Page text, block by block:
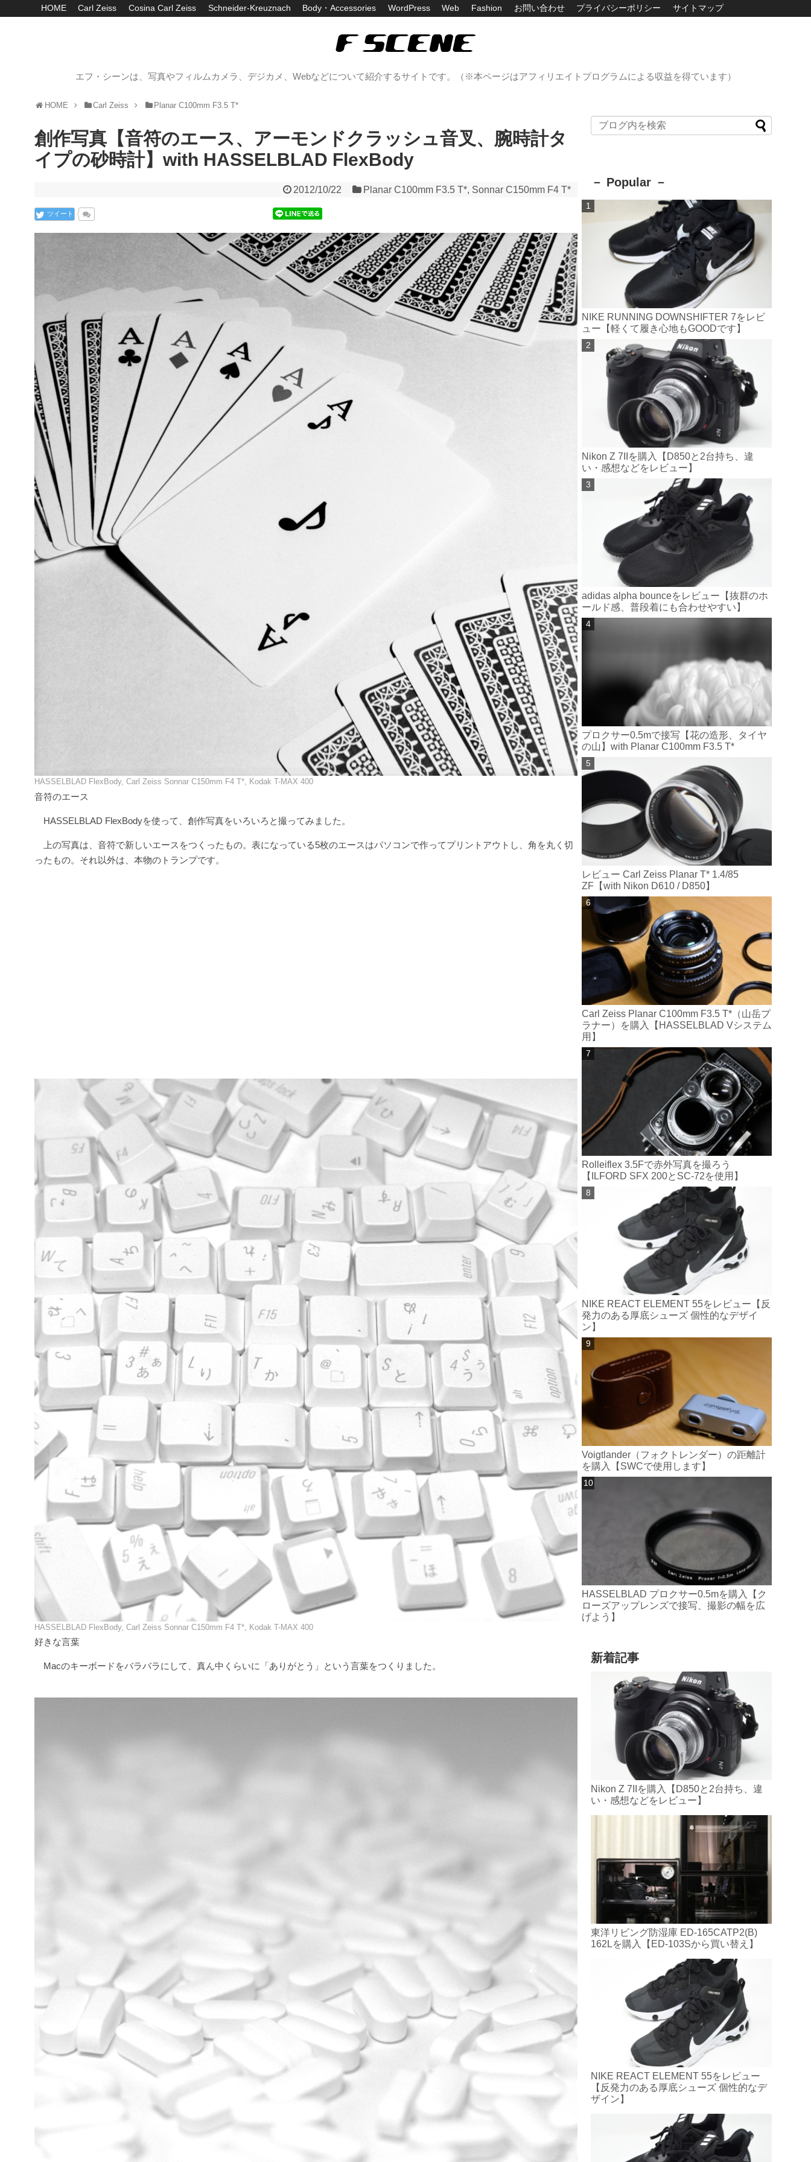
エフ・シーンは、写真やフィルムカメラ、デジカメ、Webなどについて紹介するサイトです。（※本ページはアフィリエイトプログラムによる収益を得ています）
HOME Carl Zeiss Cosina Carl Zeiss Schneider-Kreuznach Body・Accessories WordPress Web Fashion お問い合わせ プライバシーポリシー サイトマップ
HOME Carl Zeiss Planar C100mm F3.5 T*
創作写真【音符のエース、アーモンドクラッシュ音叉、腕時計タ
イプの砂時計】with HASSELBLAD FlexBody
2012/10/22 Planar C100mm F3.5 T*, Sonnar C150mm F4 T*
ツイート
HASSELBLAD FlexBody, Carl Zeiss Sonnar C150mm F4 T*, Kodak T-MAX 400
音符のエース
HASSELBLAD FlexBodyを使って、創作写真をいろいろと撮ってみました。
上の写真は、音符で新しいエースをつくったもの。表になっている5枚のエースはパソコンで作ってプリントアウトし、角を丸く切
ったもの。それ以外は、本物のトランプです。
HASSELBLAD FlexBody, Carl Zeiss Sonnar C150mm F4 T*, Kodak T-MAX 400
好きな言葉
Macのキーボードをバラバラにして、真ん中くらいに「ありがとう」という言葉をつくりました。
－ Popular －
NIKE RUNNING DOWNSHIFTER 7をレビ
ュー【軽くて履き心地もGOODです】
Nikon Z 7IIを購入【D850と2台持ち、違
い・感想などをレビュー】
adidas alpha bounceをレビュー【抜群のホ
ールド感、普段着にも合わせやすい】
プロクサー0.5mで接写【花の造形、タイヤ
の山】with Planar C100mm F3.5 T*
レビュー Carl Zeiss Planar T* 1.4/85
ZF【with Nikon D610 / D850】
Carl Zeiss Planar C100mm F3.5 T*（山岳プ
ラナー）を購入【HASSELBLAD Vシステム
用】
Rolleiflex 3.5Fで赤外写真を撮ろう
【ILFORD SFX 200とSC-72を使用】
NIKE REACT ELEMENT 55をレビュー【反
発力のある厚底シューズ 個性的なデザイ
ン】
Voigtlander（フォクトレンダー）の距離計
を購入【SWCで使用します】
HASSELBLAD プロクサー0.5mを購入【ク
ローズアップレンズで接写、撮影の幅を広
げよう】
新着記事
Nikon Z 7IIを購入【D850と2台持ち、違
い・感想などをレビュー】
東洋リビング防湿庫 ED-165CATP2(B)
162Lを購入【ED-103Sから買い替え】
NIKE REACT ELEMENT 55をレビュー
【反発力のある厚底シューズ 個性的なデ
ザイン】